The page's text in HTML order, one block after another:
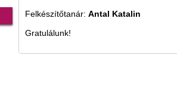
Felkészítőtanár: Antal Katalin
Gratulálunk!